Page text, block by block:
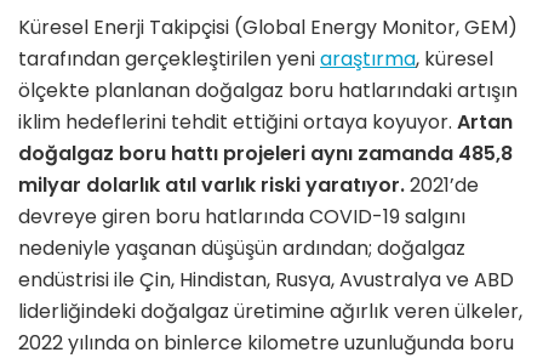
Küresel Enerji Takipçisi (Global Energy Monitor, GEM)
tarafından gerçekleştirilen yeniaraştırma, küresel
ölçekte planlanan doğalgaz boru hatlarındaki artışın
iklim hedeflerini tehdit ettiğini ortaya koyuyor. Artan
doğalgaz boru hattı projeleri aynı zamanda 485,8
milyar dolarlık atıl varlık riski yaratıyor.2021’de
devreye giren boru hatlarında COVID-19 salgını
nedeniyle yaşanan düşüşün ardından; doğalgaz
endüstrisi ile Çin, Hindistan, Rusya, Avustralya ve ABD
liderliğindeki doğalgaz üretimine ağırlık veren ülkeler,
2022 yılında on binlerce kilometre uzunluğunda boru